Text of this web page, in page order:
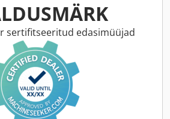
sertifitseeritud edasimüüjad